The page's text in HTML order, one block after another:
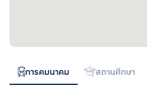
การคมนาคม สถานศึกษา